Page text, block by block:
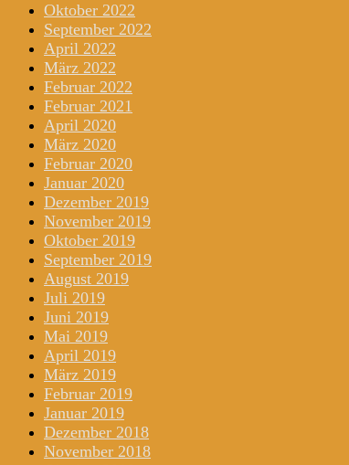
Oktober 2022
September 2022
April 2022
März 2022
Februar 2022
Februar 2021
April 2020
März 2020
Februar 2020
Januar 2020
Dezember 2019
November 2019
Oktober 2019
September 2019
August 2019
Juli 2019
Juni 2019
Mai 2019
April 2019
März 2019
Februar 2019
Januar 2019
Dezember 2018
November 2018